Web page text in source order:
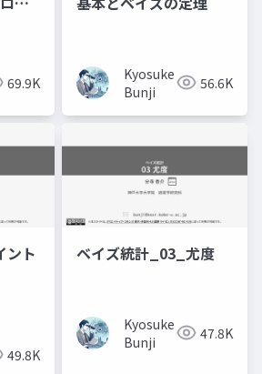
69.9K
Kyosuke
Bunji
56.6K
ント
49.8K
ベイズ統計_03_尤度
Kyosuke
Bunji
47.8K